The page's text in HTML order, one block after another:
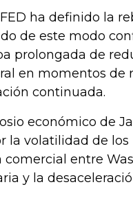
ha definido la
de este modo
prolongada de
en momentos de
continuada.
económico de
la volatilidad de los
comercial entre
y la